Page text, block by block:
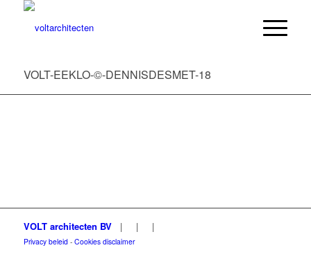
VOLT-EEKLO-©-DENNISDESMET-18
VOLT architecten BV| | |
Privacy beleid- Cookies disclaimer